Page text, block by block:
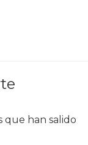
que han salido